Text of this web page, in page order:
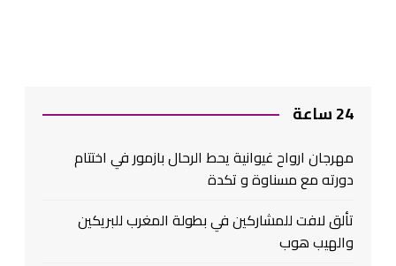
24 ساعة
مهرجان ارواح غيوانية يحط الرحال بازمور في اختتام
دورته مع مسناوة و تكدة
تألق لافت للمشاركين في بطولة المغرب للبريكين
والهيب هوب